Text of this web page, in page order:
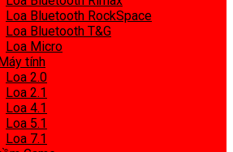
Loa Bluetooth RockSpace
Loa Bluetooth T&G
Loa Micro
tính
Loa 2.0
Loa 2.1
Loa 4.1
Loa 5.1
Loa 7.1